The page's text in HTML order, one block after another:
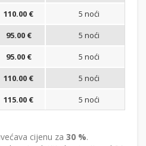
110.00 € 5 noći
95.00 € 5 noći
95.00 € 5 noći
110.00 € 5 noći
115.00 € 5 noći
cijenu za 30 %.